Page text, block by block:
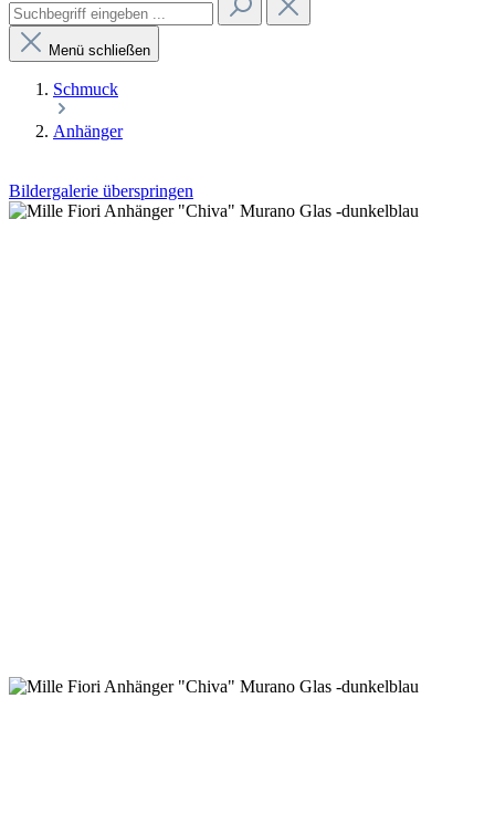
Menü schließen
Schmuck
Anhänger
Bildergalerie überspringen